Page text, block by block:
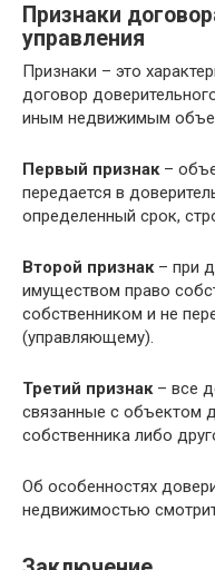
Признаки
управления
Признаки – это
договор
иным недвижимым
Первый признак–
передается в
определенный срок,
Второй признак– при
имуществом право
собственником и не
(управляющему).
Третий признак– все
связанные с объектом
собственника либо
Об особенностях
недвижимостью